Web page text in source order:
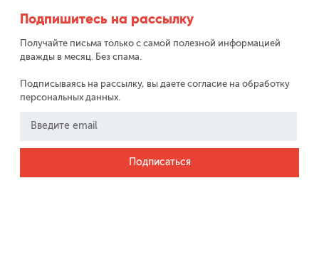
Подпишитесь на рассылку
Получайте письма только с самой полезной информацией
дважды в месяц. Без спама.
Подписываясь на рассылку, вы даете согласие на обработку
персональных данных.